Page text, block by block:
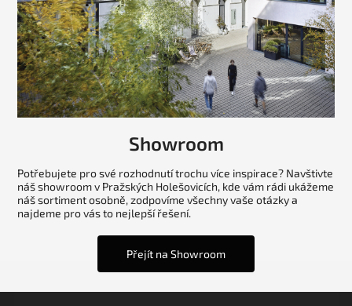
Showroom
Potřebujete pro své rozhodnutí trochu více inspirace? Navštivte
náš showroom v Pražských Holešovicích, kde vám rádi ukážeme
náš sortiment osobně, zodpovíme všechny vaše otázky a
najdeme pro vás to nejlepší řešení.
Přejít na Showroom